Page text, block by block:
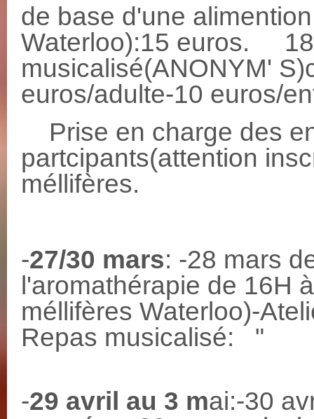
de base d'une
Waterloo):15 euros.
musicalisé(ANONYM'
euros/adulte-10 euros/
Prise en charge des
partcipants(attention
méllifères.
-27/30 mars: -28 mars
l'aromathérapie de 16H
méllifères Waterloo)-
Repas
-29 avril au 3 mai:-30